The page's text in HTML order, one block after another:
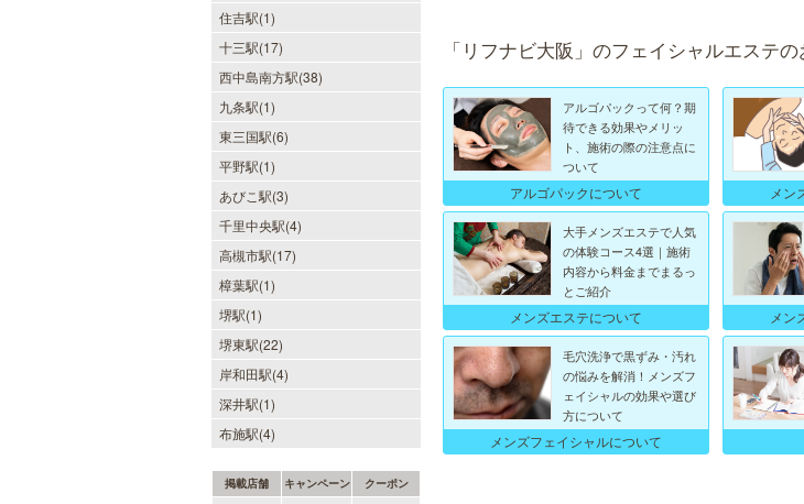
住吉駅(1)
十三駅(17)
西中島南方駅(38)
九条駅(1)
東三国駅(6)
平野駅(1)
あびこ駅(3)
千里中央駅(4)
高槻市駅(17)
樟葉駅(1)
堺駅(1)
堺東駅(22)
岸和田駅(4)
深井駅(1)
布施駅(4)
掲載店舗 キャンペーン クーポン
受け実現しました。日々の疲れを解
きほぐす極上のお時間をご堪能くだ
さい。
ミセス・ムーンR 大阪店
優しさと気遣いを忘れない…。大人
女性専門サロン♪至福の癒しを、お
約束致します。
僕のママスパ
お待ちしています。実家に帰ったよ
うにくつろいで、暖かな母の愛に包
まれて下さい。心身ともの安らぎと
「リフナビ大阪」のフェイシャルエステ
アルゴパックって何？期
待できる効果やメリッ
ト、施術の際の注意点に
ついて
アルゴパックについて メン
大手メンズエステで人気
の体験コース4選｜施術
内容から料金までまるっ
とご紹介
メンズエステについて メン
毛穴洗浄で黒ずみ・汚れ
の悩みを解消！メンズフ
ェイシャルの効果や選び
方について
メンズフェイシャルについて